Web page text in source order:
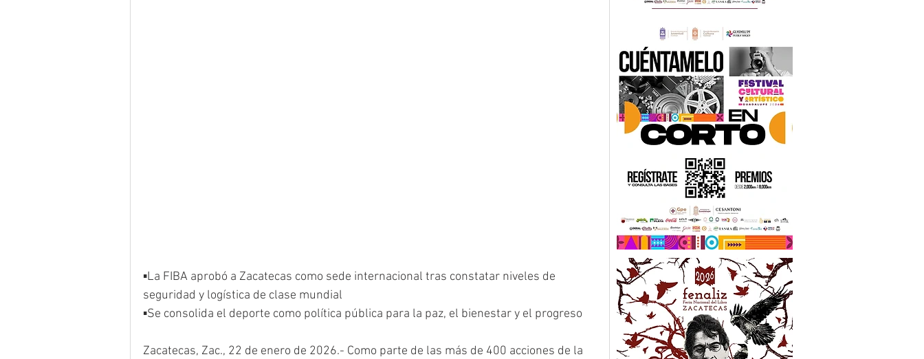
▪️La FIBA aprobó a Zacatecas como sede internacional tras constatar niveles de
seguridad y logística de clase mundial
▪️Se consolida el deporte como política pública para la paz, el bienestar y el progreso
Zacatecas, Zac., 22 de enero de 2026.- Como parte de las más de 400 acciones de la